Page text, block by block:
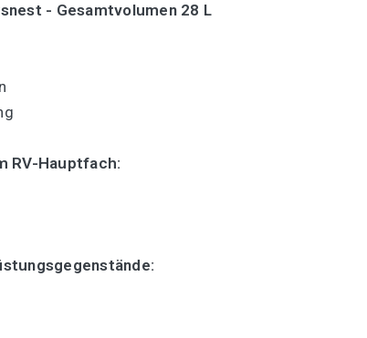
- Gesamtvolumen 28 L
RV-Hauptfach: